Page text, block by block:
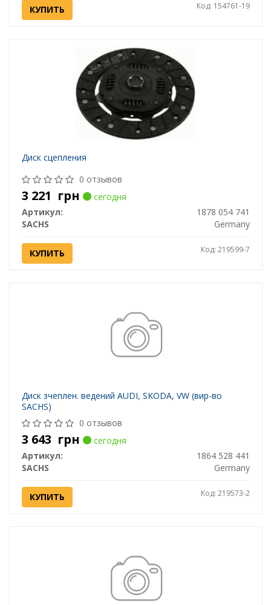
КУПИТЬ Код: 154761-19
Диск сцепления
0 отзывов
3 221 грн
сегодня
Артикул:
1878 054 741
SACHS
Germany
КУПИТЬ Код: 219599-7
Диск зчеплен. ведений AUDI, SKODA, VW (вир-во
SACHS)
0 отзывов
3 643 грн
сегодня
Артикул:
1864 528 441
SACHS
Germany
КУПИТЬ Код: 219573-2